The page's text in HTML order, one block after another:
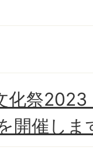
化祭2023
開催しま